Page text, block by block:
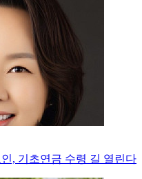
, 기초연금 수령 길 열린다